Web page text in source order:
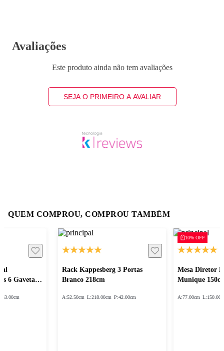
Avaliações
Este produto ainda não tem avaliações
SEJA O PRIMEIRO A AVALIAR
QUEM COMPROU, COMPROU TAMBÉM
Rack Kappesberg 3 Portas
Branco 218cm
A:52.50cm L:218.00cm P:42.00cm
10% OFF
Mesa Diretor
Munique
A:77.00cm L:
6 Gavetas
53.00cm